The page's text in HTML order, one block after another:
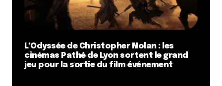
L’Odyssée de Christopher Nolan : les
cinémas Pathé de Lyon sortent le grand
jeu pour la sortie du film événement